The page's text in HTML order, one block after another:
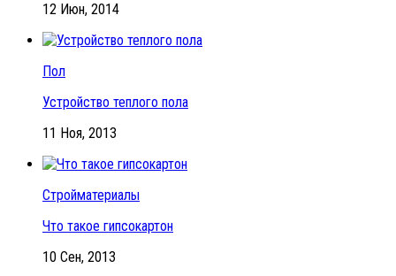
12 Июн, 2014
Пол
Устройство теплого пола
11 Ноя, 2013
Стройматериалы
Что такое гипсокартон
10 Сен, 2013